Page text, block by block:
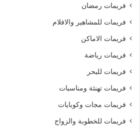
فريمات رمضان
فريمات للمشاهير والافلام
فريمات الاماكن
فريمات رياضة
فريمات للبحر
فريمات تهنئة ومناسبات
فريمات مجات وكوبايات
فريمات للخطوبة والزواج